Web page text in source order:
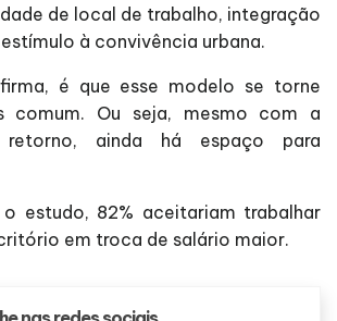
de local de trabalho, integração
à convivência urbana.
é que esse modelo se torne
comum. Ou seja, mesmo com a
retorno, ainda há espaço para
o estudo, 82% aceitariam trabalhar
em troca de salário maior.